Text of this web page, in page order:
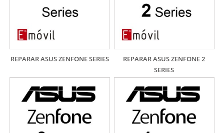
REPARAR ASUS ZENFONE SERIES
REPARAR ASUS ZENFONE 2
SERIES